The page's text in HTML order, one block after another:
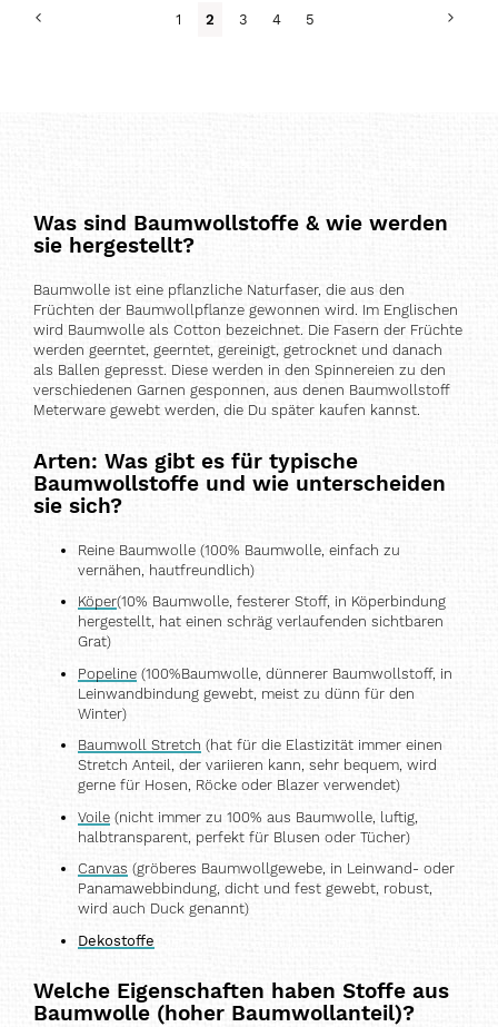
Seite
1 Du
2 Seite
3 Seite
4 Seite
5
Was sind Baumwollstoffe & wie werden
sie hergestellt?
Baumwolle ist eine pflanzliche Naturfaser, die aus den
Früchten der Baumwollpflanze gewonnen wird. Im Englischen
wird Baumwolle als Cotton bezeichnet. Die Fasern der Früchte
werden geerntet, geerntet, gereinigt, getrocknet und danach
als Ballen gepresst. Diese werden in den Spinnereien zu den
verschiedenen Garnen gesponnen, aus denen Baumwollstoff
Meterware gewebt werden, die Du später kaufen kannst.
Arten: Was gibt es für typische
Baumwollstoffe und wie unterscheiden
sie sich?
Reine Baumwolle (100% Baumwolle, einfach zu
vernähen, hautfreundlich)
Köper(10% Baumwolle, festerer Stoff, in Köperbindung
hergestellt, hat einen schräg verlaufenden sichtbaren
Grat)
Popeline (100%Baumwolle, dünnerer Baumwollstoff, in
Leinwandbindung gewebt, meist zu dünn für den
Winter)
Baumwoll Stretch (hat für die Elastizität immer einen
Stretch Anteil, der variieren kann, sehr bequem, wird
gerne für Hosen, Röcke oder Blazer verwendet)
Voile (nicht immer zu 100% aus Baumwolle, luftig,
halbtransparent, perfekt für Blusen oder Tücher)
Canvas (gröberes Baumwollgewebe, in Leinwand- oder
Panamawebbindung, dicht und fest gewebt, robust,
wird auch Duck genannt)
Dekostoffe
Welche Eigenschaften haben Stoffe aus
Baumwolle (hoher Baumwollanteil)?